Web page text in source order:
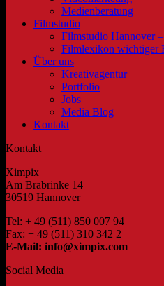
Medienberatung
Filmstudio
Filmstudio Hannover
Filmlexikon wichtiger
Über uns
Kreativagentur
Portfolio
Jobs
Media Blog
Kontakt
Kontakt
Ximpix
Am Brabrinke 14
30519 Hannover
Tel: + 49 (511) 850 007 94
Fax: + 49 (511) 310 342 2
E-Mail: info@ximpix.com
Social Media